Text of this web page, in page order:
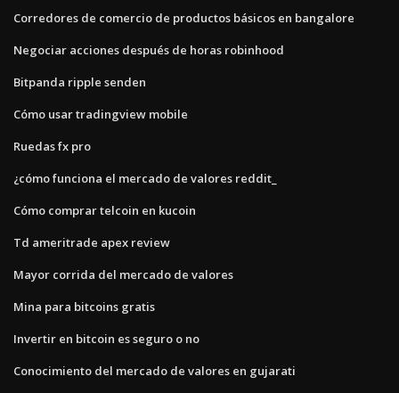
Corredores de comercio de productos básicos en bangalore
Negociar acciones después de horas robinhood
Bitpanda ripple senden
Cómo usar tradingview mobile
Ruedas fx pro
¿cómo funciona el mercado de valores reddit_
Cómo comprar telcoin en kucoin
Td ameritrade apex review
Mayor corrida del mercado de valores
Mina para bitcoins gratis
Invertir en bitcoin es seguro o no
Conocimiento del mercado de valores en gujarati